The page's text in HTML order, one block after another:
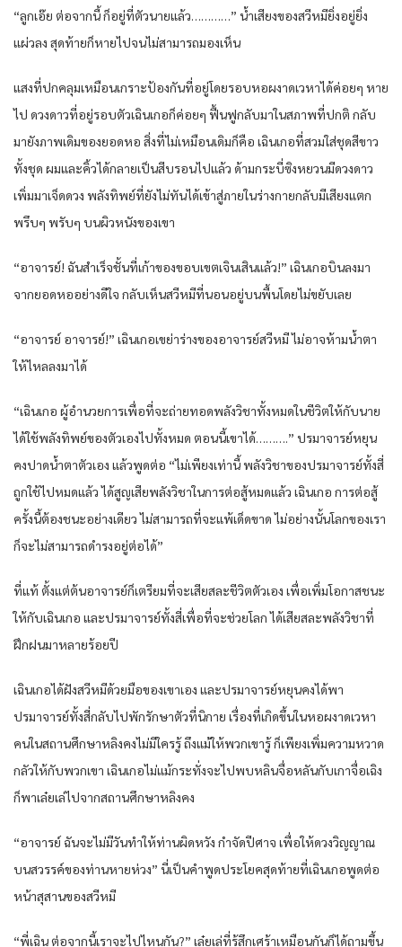
“ลูกเอ๊ย ต่อจากนี้ ก็อยู่ที่ตัวนายแล้ว…………” น้ำเสียงของสวีหมียิ่งอยู่ยิ่ง
แผ่วลง สุดท้ายก็หายไปจนไม่สามารถมองเห็น
แสงที่ปกคลุมเหมือนเกราะป้องกันที่อยู่โดยรอบหอผงาดเวหาได้ค่อยๆ หาย
ไป ดวงดาวที่อยู่รอบตัวเฉินเกอก็ค่อยๆ ฟื้นฟูกลับมาในสภาพที่ปกติ กลับ
มายังภาพเดิมของยอดหอ สิ่งที่ไม่เหมือนเดิมก็คือ เฉินเกอที่สวมใส่ชุดสีขาว
ทั้งชุด ผมและคิ้วได้กลายเป็นสีบรอนไปแล้ว ด้ามกระบี่ซิงหยวนมีดวงดาว
เพิ่มมาเจ็ดดวง พลังทิพย์ที่ยังไม่ทันได้เข้าสู่ภายในร่างกายกลับมีเสียงแตก
พรึบๆ พรับๆ บนผิวหนังของเขา
“อาจารย์! ฉันสำเร็จชั้นที่เก้าของขอบเขตเจินเสินแล้ว!” เฉินเกอบินลงมา
จากยอดหออย่างดีใจ กลับเห็นสวีหมีที่นอนอยู่บนพื้นโดยไม่ขยับเลย
“อาจารย์ อาจารย์!” เฉินเกอเขย่าร่างของอาจารย์สวีหมี ไม่อาจห้ามน้ำตา
ให้ไหลลงมาได้
“เฉินเกอ ผู้อำนวยการเพื่อที่จะถ่ายทอดพลังวิชาทั้งหมดในชีวิตให้กับนาย
ได้ใช้พลังทิพย์ของตัวเองไปทั้งหมด ตอนนี้เขาได้……….” ปรมาจารย์หยุน
คงปาดน้ำตาตัวเอง แล้วพูดต่อ “ไม่เพียงเท่านี้ พลังวิชาของปรมาจารย์ทั้งสี่
ถูกใช้ไปหมดแล้ว ได้สูญเสียพลังวิชาในการต่อสู้หมดแล้ว เฉินเกอ การต่อสู้
ครั้งนี้ต้องชนะอย่างเดียว ไม่สามารถที่จะแพ้เด็ดขาด ไม่อย่างนั้นโลกของเรา
ก็จะไม่สามารถดำรงอยู่ต่อได้”
ที่แท้ ตั้งแต่ต้นอาจารย์ก็เตรียมที่จะเสียสละชีวิตตัวเอง เพื่อเพิ่มโอกาสชนะ
ให้กับเฉินเกอ และปรมาจารย์ทั้งสี่เพื่อที่จะช่วยโลก ได้เสียสละพลังวิชาที่
ฝึกฝนมาหลายร้อยปี
เฉินเกอได้ฝังสวีหมีด้วยมือของเขาเอง และปรมาจารย์หยุนคงได้พา
ปรมาจารย์ทั้งสี่กลับไปพักรักษาตัวที่นิกาย เรื่องที่เกิดขึ้นในหอผงาดเวหา
คนในสถานศึกษาหลิงคงไม่มีใครรู้ ถึงแม้ให้พวกเขารู้ ก็เพียงเพิ่มความหวาด
กลัวให้กับพวกเขา เฉินเกอไม่แม้กระทั่งจะไปพบหลินจื่อหลันกับเกาจื่อเฉิง
ก็พาเล๋ยเล่ไปจากสถานศึกษาหลิงคง
“อาจารย์ ฉันจะไม่มีวันทำให้ท่านผิดหวัง กำจัดปีศาจ เพื่อให้ดวงวิญญาณ
บนสวรรค์ของท่านหายห่วง” นี่เป็นคำพูดประโยคสุดท้ายที่เฉินเกอพูดต่อ
หน้าสุสานของสวีหมี
“พี่เฉิน ต่อจากนี้เราจะไปไหนกัน?” เล๋ยเล่ที่รู้สึกเศร้าเหมือนกันก็ได้ถามขึ้น